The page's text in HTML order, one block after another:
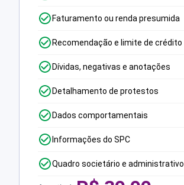
Faturamento ou renda presumida
Recomendação e limite de crédito
Dívidas, negativas e anotações
Detalhamento de protestos
Dados comportamentais
Informações do SPC
Quadro societário e administrativo